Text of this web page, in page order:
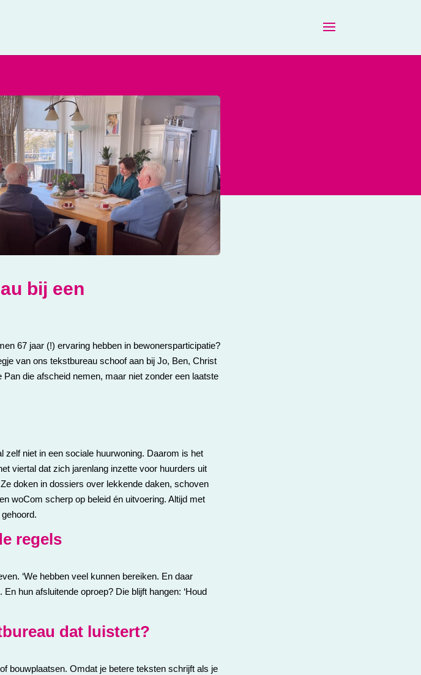
bij een
67 jaar (!) ervaring hebben in bewonersparticipatie?
van ons tekstbureau schoof aan bij Jo, Ben, Christ
die afscheid nemen, maar niet zonder een laatste
zelf niet in een sociale huurwoning. Daarom is het
viertal dat zich jarenlang inzette voor huurders uit
doken in dossiers over lekkende daken, schoven
woCom scherp op beleid én uitvoering. Altijd met
regels
‘We hebben veel kunnen bereiken. En daar
hun afsluitende oproep? Die blijft hangen: ‘Houd
dat luistert?
bouwplaatsen. Omdat je betere teksten schrijft als je